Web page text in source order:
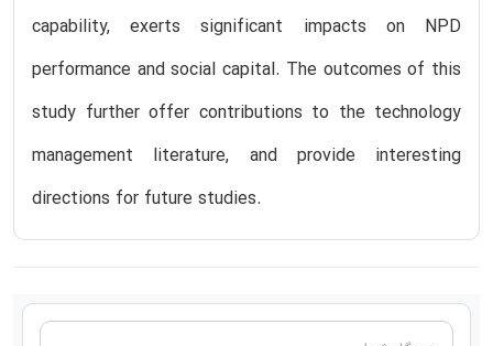
capability, exerts significant impacts on NPD
performance and social capital. The outcomes of this
study further offer contributions to the technology
management literature, and provide interesting
directions for future studies.